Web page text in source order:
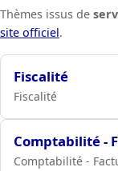
Thèmes issus de
site officiel.
Fiscalité
Fiscalité
Comptabilité -
Comptabilité -